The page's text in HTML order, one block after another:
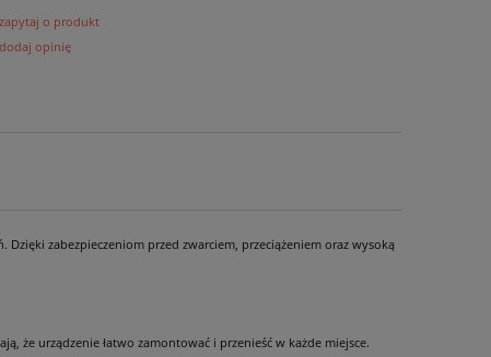
zapytaj o produkt
dodaj opinię
zabezpieczeniom przed zwarciem, przeciążeniem oraz wysoką
że urządzenie łatwo zamontować i przenieść w każde miejsce.